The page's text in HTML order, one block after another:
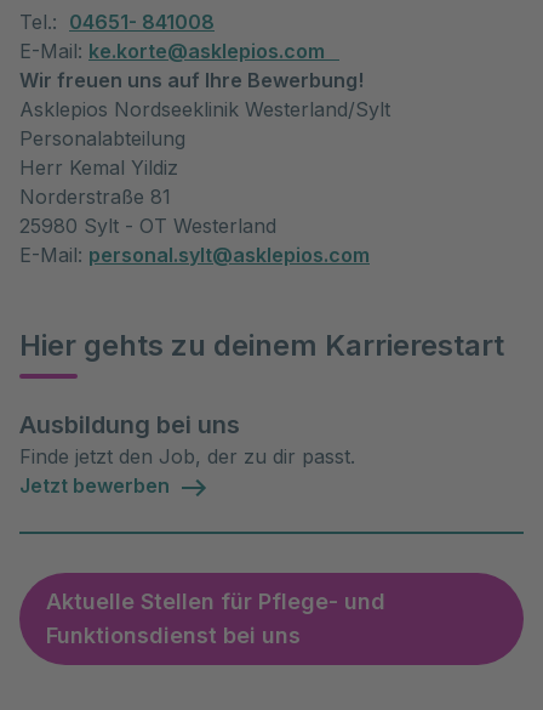
Tel.: 04651- 841008
E-Mail: ke.korte@asklepios.com
Wir freuen uns auf Ihre Bewerbung!
Asklepios Nordseeklinik Westerland/Sylt
Personalabteilung
Herr Kemal Yildiz
Norderstraße 81
25980 Sylt - OT Westerland
E-Mail: personal.sylt@asklepios.com
Hier gehts zu deinem Karrierestart
Ausbildung bei uns
Finde jetzt den Job, der zu dir passt.
Jetzt bewerben
Aktuelle Stellen für Pflege- und
Funktionsdienst bei uns